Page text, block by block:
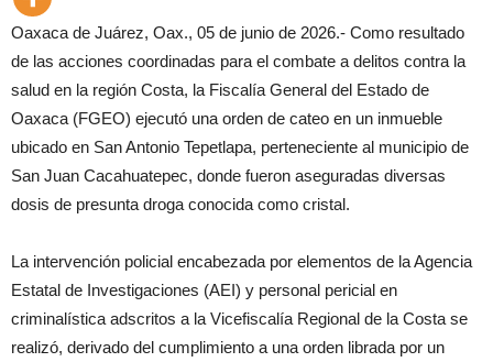
Oaxaca de Juárez, Oax., 05 de junio de 2026.- Como resultado
de las acciones coordinadas para el combate a delitos contra la
salud en la región Costa, la Fiscalía General del Estado de
Oaxaca (FGEO) ejecutó una orden de cateo en un inmueble
ubicado en San Antonio Tepetlapa, perteneciente al municipio de
San Juan Cacahuatepec, donde fueron aseguradas diversas
dosis de presunta droga conocida como cristal.
La intervención policial encabezada por elementos de la Agencia
Estatal de Investigaciones (AEI) y personal pericial en
criminalística adscritos a la Vicefiscalía Regional de la Costa se
realizó, derivado del cumplimiento a una orden librada por un